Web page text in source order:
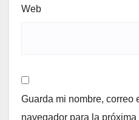
Web
Guarda mi nombre, correo
navegador para la